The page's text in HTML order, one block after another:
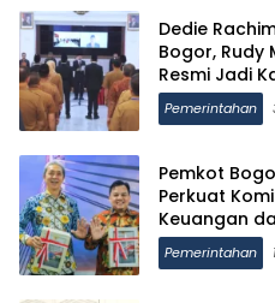
Dedie
Bogor, Rudy
Resmi Jadi
Pemerintahan
Pemkot
Perkuat
Keuangan
Pemerintahan